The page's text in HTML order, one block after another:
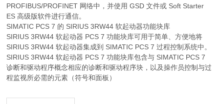
PROFIBUS/PROFINET 网络中，并使用 GSD 文件或 Soft Starter
ES 高级版软件进行通信。
SIMATIC PCS 7 的 SIRIUS 3RW44 软起动器功能块库
SIRIUS 3RW44 软起动器 PCS 7 功能块库可用于简单、方便地将
SIRIUS 3RW44 软起动器集成到 SIMATIC PCS 7 过程控制系统中。
SIRIUS 3RW44 软起动器 PCS 7 功能块库包含与 SIMATIC PCS 7
诊断和驱动程序概念相应的诊断和驱动程序块，以及操作员控制与过
程监视所必需的元素（符号和面板）